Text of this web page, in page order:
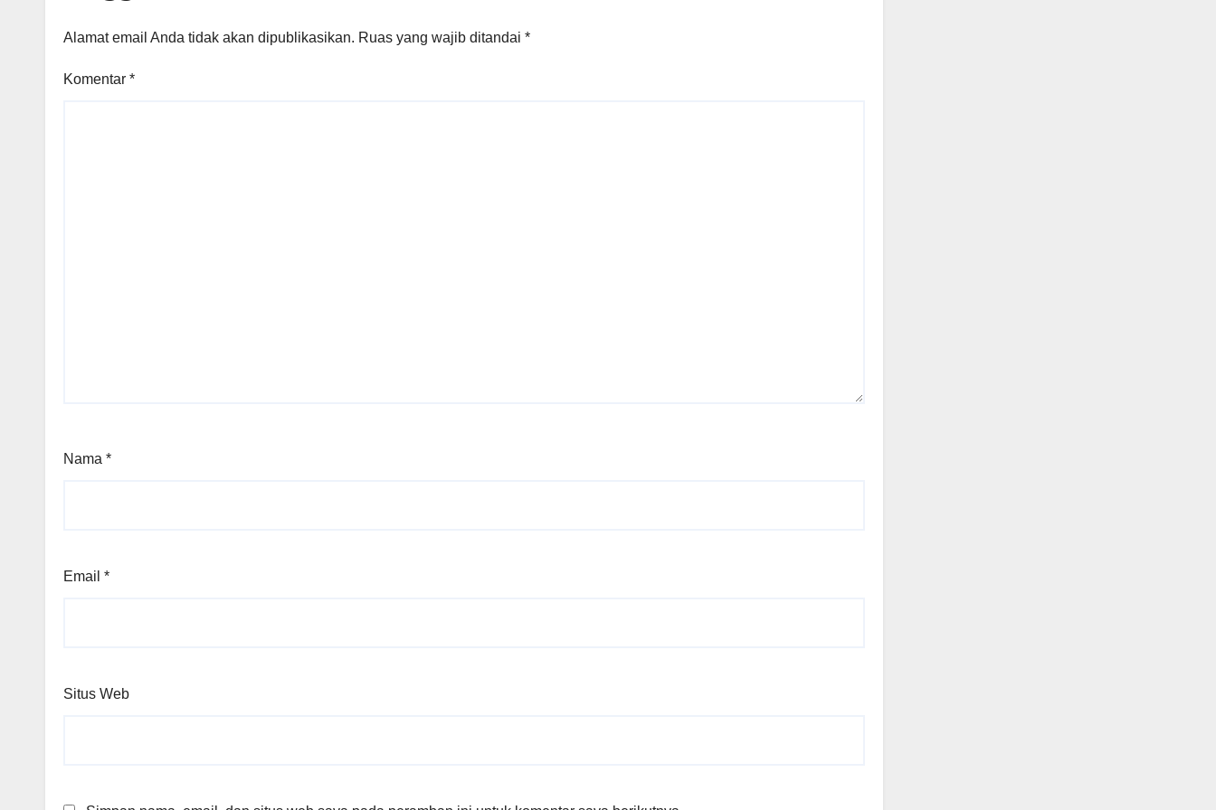
Alamat email Anda tidak akan dipublikasikan. Ruas yang wajib ditandai *
Komentar *
Nama *
Email *
Situs Web